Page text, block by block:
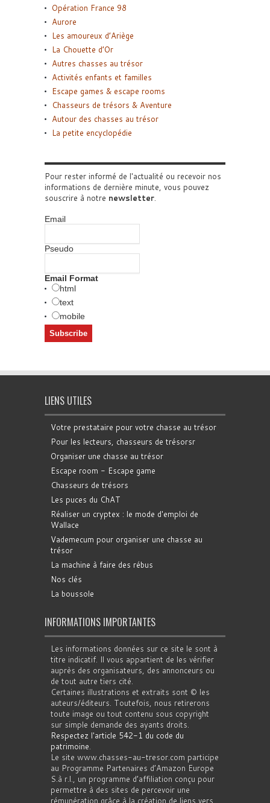
Opération France 98
Aurore
Les amoureux d’Ariège
La Chouette d’Or
Autres chasses au trésor
Activités enfants et familles
Escape games & escape rooms
Chasseurs de trésors & Aventure
Autour des chasses au trésor
La petite encyclopédie
Pour rester informé de l'actualité ou recevoir nos
informations de dernière minute, vous pouvez
souscrire à notre newsletter.
Email
Pseudo
Email Format
html
text
mobile
LIENS UTILES
Votre prestataire pour votre chasse au trésor
Pour les lecteurs, chasseurs de trésorsr
Organiser une chasse au trésor
Escape room - Escape game
Chasseurs de trésors
Les puces du ChAT
Réaliser un cryptex : le mode d'emploi de
Wallace
Vademecum pour organiser une chasse au
trésor
La machine à faire des rébus
Nos clés
La boussole
INFORMATIONS IMPORTANTES
Les informations données sur ce site le sont à
titre indicatif. Il vous appartient de les vérifier
auprès des organisateurs, des annonceurs ou
de tout autre tiers cité.
Certaines illustrations et extraits sont © les
auteurs/éditeurs. Toutefois, nous retirerons
toute image ou tout contenu sous copyright
sur simple demande des ayants droits.
Respectez l'article 542-1 du code du
patrimoine.
Le site www.chasses-au-tresor.com participe
au Programme Partenaires d’Amazon Europe
S.à r.l., un programme d’affiliation conçu pour
permettre à des sites de percevoir une
rémunération grâce à la création de liens vers